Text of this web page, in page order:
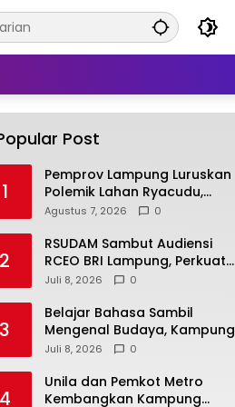
Post
1
Pemprov Lampung Luruskan
Polemik Lahan Ryacudu,
Tegaskan Tanah yang
Provinsi
Agustus 7, 2026 0
2
RSUDAM Sambut Audiensi
RCEO BRI Lampung, Perkuat
Kolaborasi untuk
SDM
Juli 8, 2026 0
3
Belajar Bahasa Sambil
Mengenal Budaya, Kampung
Prancis Metro Diminati
Juli 8, 2026 0
4
Unila dan Pemkot Metro
Kembangkan Kampung